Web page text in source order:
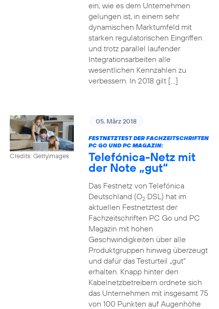
ein, wie es dem Unternehmen
gelungen ist, in einem sehr
dynamischen Marktumfeld mit
starken regulatorischen Eingriffen
und trotz parallel laufender
Integrationsarbeiten alle
wesentlichen Kennzahlen zu
verbessern. In 2018 gilt […]
Credits: Gettyimages
05. März 2018
FESTNETZTEST DER FACHZEITSCHRIFTEN
PC GO UND PC MAGAZIN:
Telefónica-Netz mit
der Note „gut“
Das Festnetz von Telefónica
Deutschland (O2DSL) hat im
aktuellen Festnetztest der
Fachzeitschriften PC Go und PC
Magazin mit hohen
Geschwindigkeiten über alle
Produktgruppen hinweg überzeugt
und dafür das Testurteil „gut“
erhalten. Knapp hinter den
Kabelnetzbetreibern ordnete sich
das Unternehmen mit insgesamt 75
von 100 Punkten auf Augenhöhe